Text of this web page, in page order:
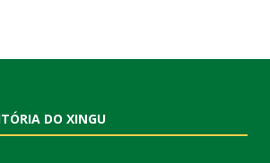
DO XINGU